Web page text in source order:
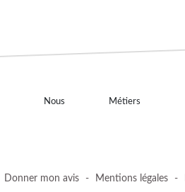
Nous Métiers
Donner mon avis - Mentions légales -